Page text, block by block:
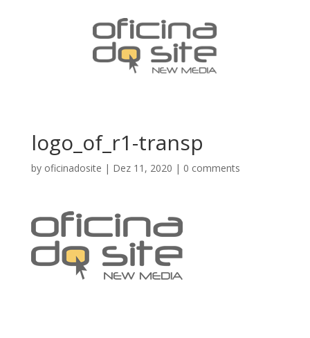
logo_of_r1-transp
by oficinadosite | Dez 11, 2020 | 0 comments